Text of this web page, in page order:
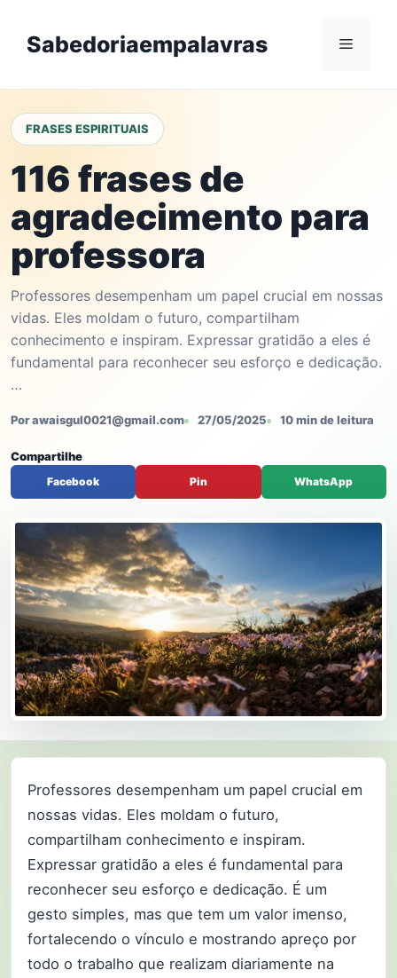
contentSabedoriaempalavras Menu
FRASES ESPIRITUAIS
116 frases de
agradecimento para
professora
Professores desempenham um papel crucial em nossas
vidas. Eles moldam o futuro, compartilham
conhecimento e inspiram. Expressar gratidão a eles é
fundamental para reconhecer seu esforço e dedicação.
…
Por awaisgul0021@gmail.com 27/05/2025 10 min de leitura
Compartilhe
Facebook Pin WhatsApp
Professores desempenham um papel crucial em
nossas vidas. Eles moldam o futuro,
compartilham conhecimento e inspiram.
Expressar gratidão a eles é fundamental para
reconhecer seu esforço e dedicação. É um
gesto simples, mas que tem um valor imenso,
fortalecendo o vínculo e mostrando apreço por
todo o trabalho que realizam diariamente na